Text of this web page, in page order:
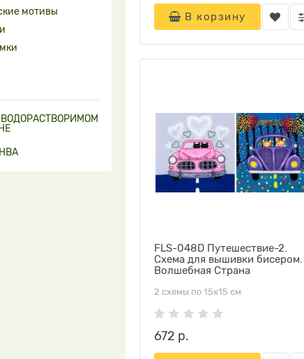
мотивы
В корзину
FLS-048D Путешествие-2.
Схема для вышивки бисером.
Волшебная Страна
2 схемы по 15х15 см
672 р.